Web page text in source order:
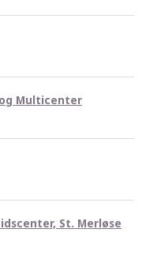
Multicenter
St. Merløse